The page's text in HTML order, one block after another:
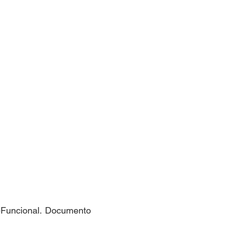
Documento